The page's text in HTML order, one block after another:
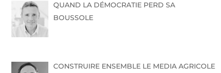
QUAND LA DÉMOCRATIE PERD SA
BOUSSOLE
CONSTRUIRE ENSEMBLE LE MEDIA AGRICOLE